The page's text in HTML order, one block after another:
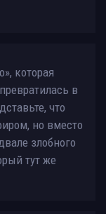
которая
в
что
но вместо
злобного
тут же